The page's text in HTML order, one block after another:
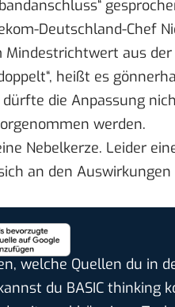
Deutschland-Chef
aus
heißt es
dürfte die Anpassung
werden.
Nebelkerze. Leider
an den Auswirkungen
welche Quellen du in
du BASIC thinking